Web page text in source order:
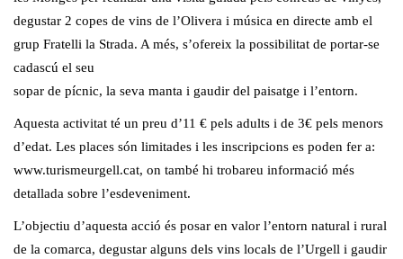
degustar 2 copes de vins de l’Olivera i música en directe amb el
grup Fratelli la Strada. A més, s’ofereix la possibilitat de portar-se
cadascú el seu
sopar de pícnic, la seva manta i gaudir del paisatge i l’entorn.
Aquesta activitat té un preu d’11 € pels adults i de 3€ pels menors
d’edat. Les places són limitades i les inscripcions es poden fer a:
www.turismeurgell.cat, on també hi trobareu informació més
detallada sobre l’esdeveniment.
L’objectiu d’aquesta acció és posar en valor l’entorn natural i rural
de la comarca, degustar alguns dels vins locals de l’Urgell i gaudir